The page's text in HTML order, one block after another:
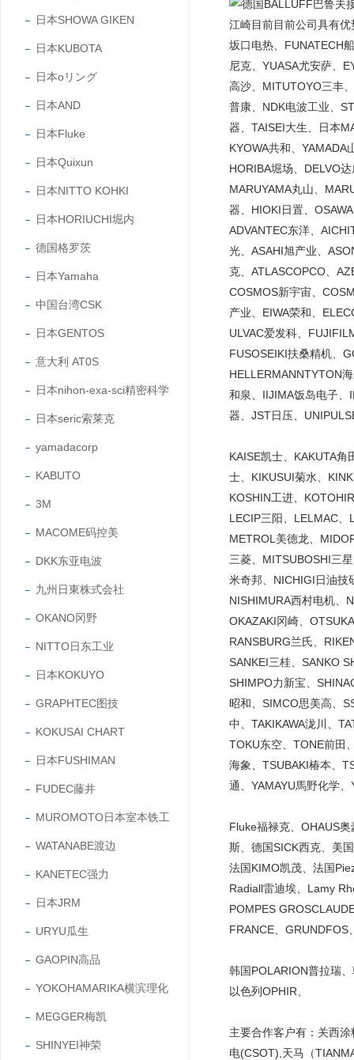
日本SHOWA GIKEN
日本KUBOTA
日本oリング
日本AND
日本Fluke
日本Quixun
日本NITTO KOHKI
日本HORIUCHI堀内
德国格罗茨
日本Yamaha
中国台湾CSK
日本GENTOS
意大利 AT0S
日本nihon-exa-sci精密科学
日本seric索莱克
yamadacorp
KABUTO
3M
MACOME码控美
DKK东亚电波
九州日東株式会社
OKANO冈野
NITTO日东工业
日本KOKUYO
GRAPHTEC图技
KOKUSAI CHART
日本FUSHIMAN
FUDEC藤井
MUROMOTO日本室本铁工
WATANABE渡边
KANETEC强力
日本JRM
URYU瓜生
GAOPIN高品
YOKOHAMARIKA横滨理化
MEGGER梅凯
SHINYEI神荣
江崎目前目前公司具有
坂口电热、FUNATECH
尼克、YUASA尤安萨、
高沙、MITUTOYO三丰
普康、NDK电波工业、
器、TAISEI大生、日本
KYOWA共和、YAMADA
HORIBA堀场、DELVO
MARUYAMA丸山、
器、HIOKI日置、
ADVANTEC东洋、
光、ASAHI旭产业、
克、ATLASCOPCO、
COSMOS新宇宙、
产业、EIWA荣和、
ULVAC爱发科、
FUSOSEIKI扶桑精机、
HELLERMANNTYTON
和泉、IIJIMA饭岛电子、
器、JST日压、
KAISE凯士、KAKUTA
士、KIKUSUI菊水、
KOSHIN工进、
LECIP三阳、LELMAC
METROL美德龙、
三菱、MITSUBOSHI三
米奇邦、NICHIGI日油技
NISHIMURA西村电机、
OKAZAKI冈崎、
RANSBURG兰氏、
SANKEI三桂、SANKO
SHIMPO力新宝、
昭和、SIMCO思美高、
中、TAKIKAWA泷川、
TOKU东空、TONE前田
海象、TSUBAKI椿本、
通、YAMAYU馬野化学
Fluke福禄克、OHAUS
斯、德国SICK西克、美
法国KIMO凯茂、法国
Radiall雷迪埃、Lamy
POMPES
FRANCE、GRUNDFOS
韩国POLARION普拉瑞
以色列OPHIR、
主要合作客户有：关西
电(CSOT),天马（